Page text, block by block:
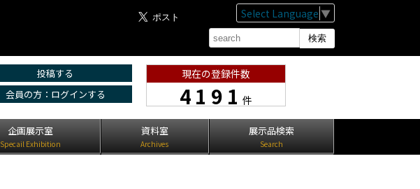
Select Language ▼
投稿する
会員の方：ログインする
現在の登録件数
4191件
企画展示室
Specail Exhibition
資料室
Archives
展示品検索
Search